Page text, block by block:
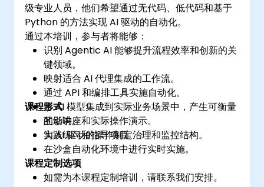
级专业人员，他们希望通过无代码、低代码和基于
Python 的方法实现 AI 驱动的自动化。
通过本培训，参与者将能够：
识别 Agentic AI 能够提升流程效率和创新的关
键领域。
映射适合 AI 代理集成的工作流。
通过 API 和编排工具实施自动化。
将 AI 模型集成到实际业务场景中，产生可衡量
的影响。
为 AI 驱动的操作制定治理和监控结构。
课程形式
互动讲座和实际操作演示。
实践练习和指导项目。
在沙盒自动化环境中进行实时实施。
课程定制选项
如需为本课程定制培训，请联系我们安排。